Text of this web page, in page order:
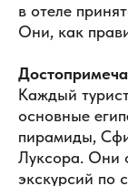
в отеле
Они, как
Каждый
основные
пирамиды,
Луксора. Они
экскурсий по